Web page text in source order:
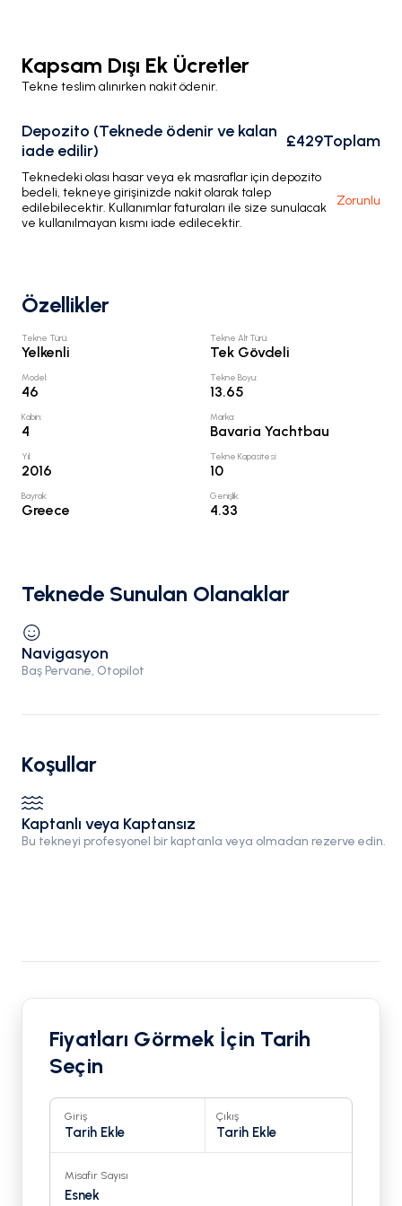
Kapsam Dışı Ek Ücretler
Tekne teslim alınırken nakit ödenir.
Depozito (Teknede ödenir ve kalan
iade edilir)
£429Toplam
Teknedeki olası hasar veya ek masraflar için depozito
bedeli, tekneye girişinizde nakit olarak talep
edilebilecektir. Kullanımlar faturaları ile size sunulacak
ve kullanılmayan kısmı iade edilecektir.
Zorunlu
Özellikler
Tekne Türü:
Yelkenli
Tekne Alt Türü:
Tek Gövdeli
Model:
46
Tekne Boyu:
13.65
Kabin:
4
Marka:
Bavaria Yachtbau
Yıl:
2016
Tekne Kapasitesi:
10
Bayrak:
Greece
Genişlik:
4.33
Teknede Sunulan Olanaklar
Navigasyon
Baş Pervane, Otopilot
Koşullar
Kaptanlı veya Kaptansız
Bu tekneyi profesyonel bir kaptanla veya olmadan rezerve edin.
Fiyatları Görmek İçin Tarih
Seçin
Giriş
Tarih Ekle
Çıkış
Tarih Ekle
Misafir Sayısı
Esnek